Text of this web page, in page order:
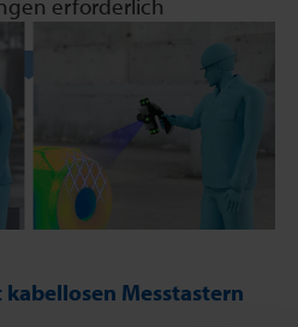
erforderlich
Messtastern